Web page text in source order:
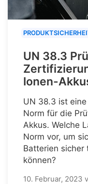
UN 38.3
Ionen-
UN 38.3 ist
Norm für die
Akkus. Welche
Norm vor, um
Batterien
können?
10. Februar, 2023